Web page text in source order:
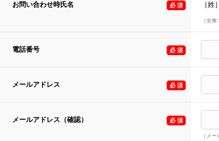
お問い合わせ時氏名 ［姓
（全
電話番号
メールアドレス
メールアドレス（確認）
（メ